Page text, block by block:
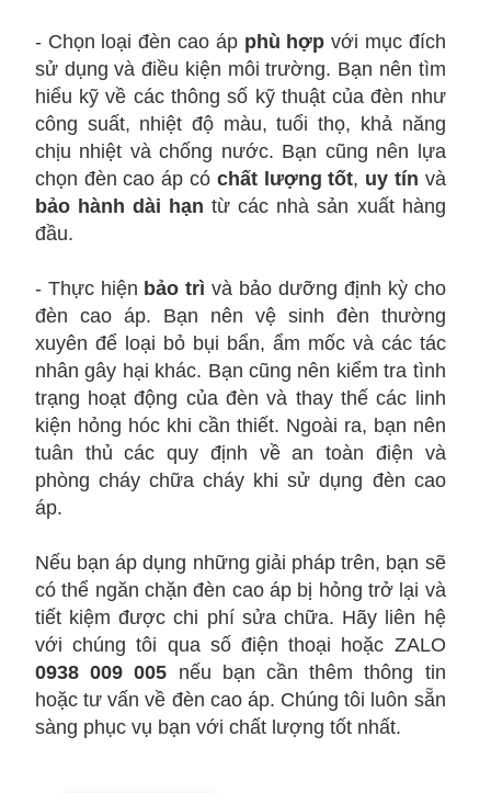
- Chọn loại đèn cao áp phù hợp với mục đích
sử dụng và điều kiện môi trường. Bạn nên tìm
hiểu kỹ về các thông số kỹ thuật của đèn như
công suất, nhiệt độ màu, tuổi thọ, khả năng
chịu nhiệt và chống nước. Bạn cũng nên lựa
chọn đèn cao áp có chất lượng tốt, uy tín và
bảo hành dài hạn từ các nhà sản xuất hàng
đầu.
- Thực hiện bảo trì và bảo dưỡng định kỳ cho
đèn cao áp. Bạn nên vệ sinh đèn thường
xuyên để loại bỏ bụi bẩn, ẩm mốc và các tác
nhân gây hại khác. Bạn cũng nên kiểm tra tình
trạng hoạt động của đèn và thay thế các linh
kiện hỏng hóc khi cần thiết. Ngoài ra, bạn nên
tuân thủ các quy định về an toàn điện và
phòng cháy chữa cháy khi sử dụng đèn cao
áp.
Nếu bạn áp dụng những giải pháp trên, bạn sẽ
có thể ngăn chặn đèn cao áp bị hỏng trở lại và
tiết kiệm được chi phí sửa chữa. Hãy liên hệ
với chúng tôi qua số điện thoại hoặc ZALO
0938 009 005 nếu bạn cần thêm thông tin
hoặc tư vấn về đèn cao áp. Chúng tôi luôn sẵn
sàng phục vụ bạn với chất lượng tốt nhất.